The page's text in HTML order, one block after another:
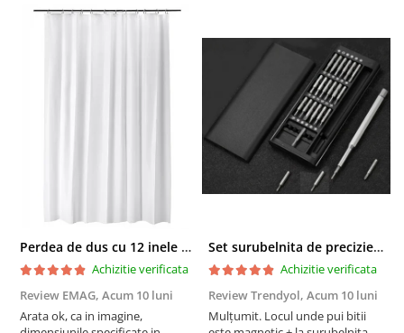
Perdea de dus cu 12 inele plastic incluse, 200x180 cm, alba
Achizitie verificata
Review EMAG, Acum 10 luni
Arata ok, ca in imagine,
Set surubelnita de precizie cu 24 de capete, cutie glisanta
Achizitie verificata
Review Trendyol, Acum 10 luni
Mulțumit. Locul unde pui bitii